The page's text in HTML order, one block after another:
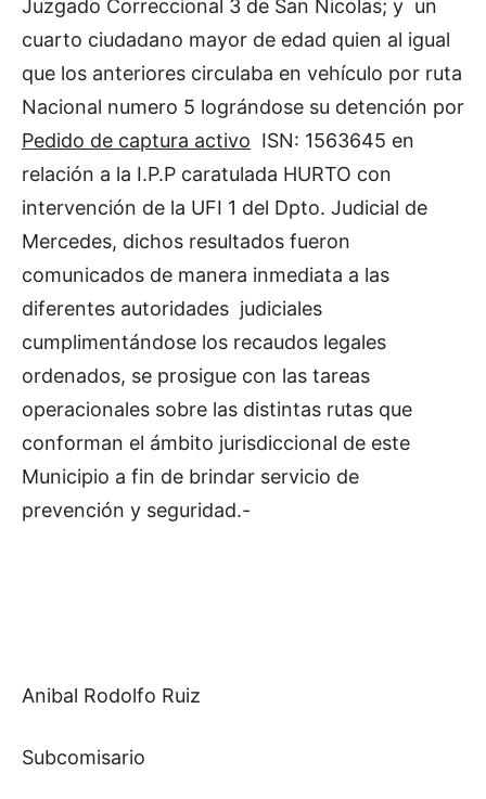
Juzgado Correccional 3 de San Nicolas; y un
cuarto ciudadano mayor de edad quien al igual
que los anteriores circulaba en vehículo por ruta
Nacional numero 5 lográndose su detención por
Pedido de captura activo ISN: 1563645 en
relación a la I.P.P caratulada HURTO con
intervención de la UFI 1 del Dpto. Judicial de
Mercedes, dichos resultados fueron
comunicados de manera inmediata a las
diferentes autoridades judiciales
cumplimentándose los recaudos legales
ordenados, se prosigue con las tareas
operacionales sobre las distintas rutas que
conforman el ámbito jurisdiccional de este
Municipio a fin de brindar servicio de
prevención y seguridad.-
Anibal Rodolfo Ruiz
Subcomisario